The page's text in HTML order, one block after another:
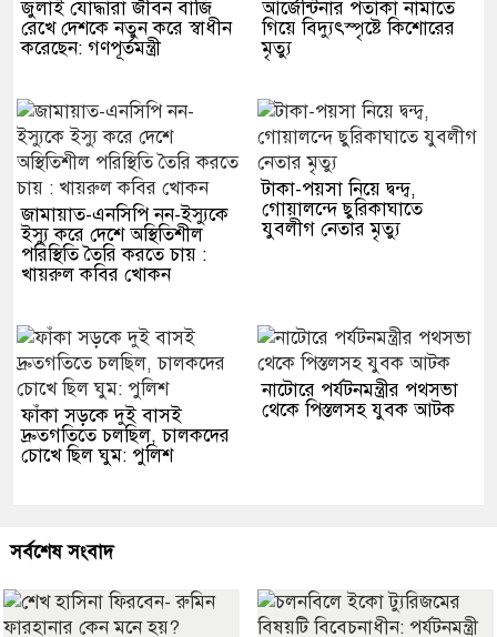
জুলাই যোদ্ধারা জীবন বাজি
রেখে দেশকে নতুন করে স্বাধীন
করেছেন: গণপূর্তমন্ত্রী
আর্জেন্টিনার পতাকা নামাতে
গিয়ে বিদ্যুৎস্পৃষ্টে কিশোরের
মৃত্যু
জামায়াত-এনসিপি নন-ইস্যুকে
ইস্যু করে দেশে অস্থিতিশীল
পরিস্থিতি তৈরি করতে চায় :
খায়রুল কবির খোকন
টাকা-পয়সা নিয়ে দ্বন্দ্ব,
গোয়ালন্দে ছুরিকাঘাতে
যুবলীগ নেতার মৃত্যু
ফাঁকা সড়কে দুই বাসই
দ্রুতগতিতে চলছিল, চালকদের
চোখে ছিল ঘুম: পুলিশ
নাটোরে পর্যটনমন্ত্রীর পথসভা
থেকে পিস্তলসহ যুবক আটক
সর্বশেষ সংবাদ